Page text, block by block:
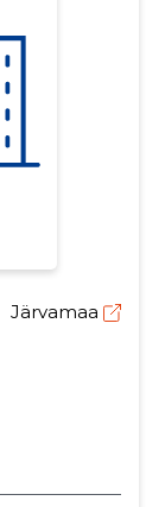
Järvamaa